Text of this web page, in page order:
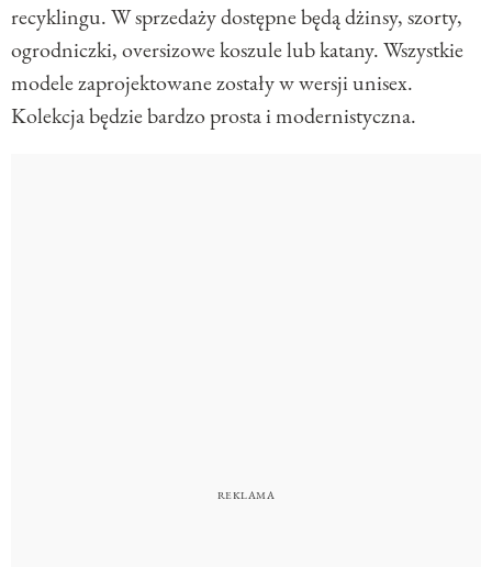
recyklingu. W sprzedaży dostępne będą dżinsy, szorty,
ogrodniczki, oversizowe koszule lub katany. Wszystkie
modele zaprojektowane zostały w wersji unisex.
Kolekcja będzie bardzo prosta i modernistyczna.